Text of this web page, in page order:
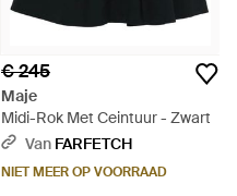
€ 245
Maje
Midi-Rok Met Ceintuur - Zwart
Van FARFETCH
NIET MEER OP VOORRAAD